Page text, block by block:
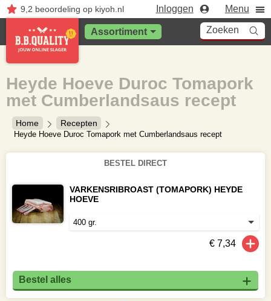
9,2 beoordelingop kiyoh.nl Inloggen Menu
Assortiment Zoeken
Home Recepten
Heyde Hoeve Duroc Tomapork met Cumberlandsaus recept
Heyde Hoeve Duroc Tomapork
met Cumberlandsaus recept
BESTEL DIRECT
VARKENSRIBROAST (TOMAPORK) HEYDE
HOEVE
€ 7,34
Bestel alles